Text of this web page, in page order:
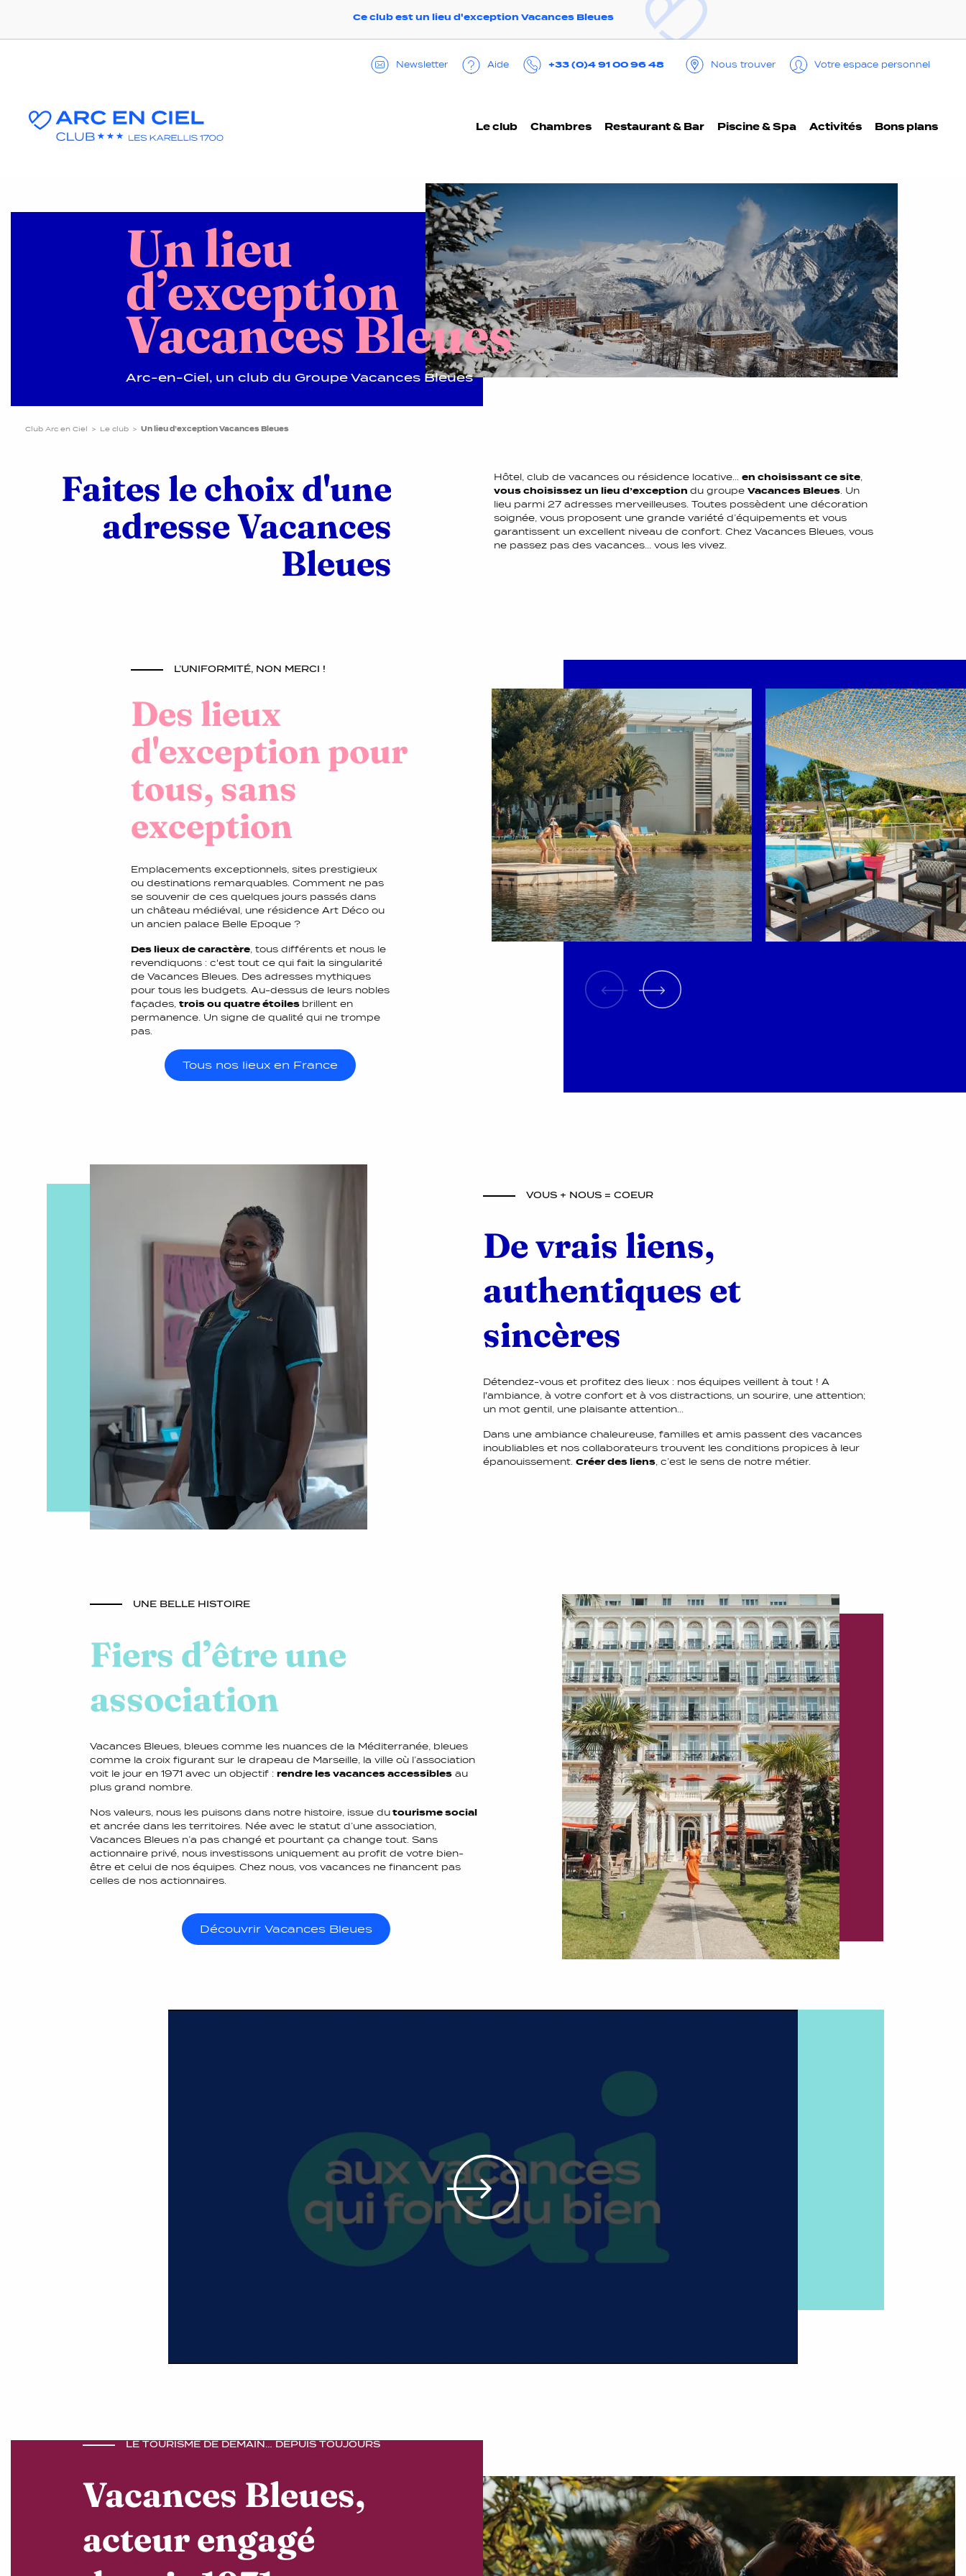
Ce club est un lieu d'exception Vacances Bleues
Le club Chambres Restaurant & Bar Piscine & Spa Activités Bons plans
Newsletter Aide +33 (0)4 91 00 96 48 Nous trouver Votre espace personnel
Un lieu
d’exception
Vacances Bleues
Arc-en-Ciel, un club du Groupe Vacances Bleues
Club Arc en Ciel Le club Un lieu d’exception Vacances Bleues
Faites le choix d'une
adresse Vacances
Bleues
Hôtel, club de vacances ou résidence locative… en choisissant ce site,
vous choisissez un lieu d’exception du groupe Vacances Bleues. Un
lieu parmi 27 adresses merveilleuses. Toutes possèdent une décoration
soignée, vous proposent une grande variété d’équipements et vous
garantissent un excellent niveau de confort. Chez Vacances Bleues, vous
ne passez pas des vacances... vous les vivez.
L’UNIFORMITÉ, NON MERCI !
Des lieux
d'exception pour
tous, sans
exception
Emplacements exceptionnels, sites prestigieux
ou destinations remarquables. Comment ne pas
se souvenir de ces quelques jours passés dans
un château médiéval, une résidence Art Déco ou
un ancien palace Belle Epoque ?
Des lieux de caractère, tous différents et nous le
revendiquons : c'est tout ce qui fait la singularité
de Vacances Bleues. Des adresses mythiques
pour tous les budgets. Au-dessus de leurs nobles
façades, trois ou quatre étoiles brillent en
permanence. Un signe de qualité qui ne trompe
pas.
Tous nos lieux en France
VOUS + NOUS = COEUR
De vrais liens,
authentiques et
sincères
Détendez-vous et profitez des lieux : nos équipes veillent à tout ! A
l'ambiance, à votre confort et à vos distractions, un sourire, une attention;
un mot gentil, une plaisante attention...
Dans une ambiance chaleureuse, familles et amis passent des vacances
inoubliables et nos collaborateurs trouvent les conditions propices à leur
épanouissement. Créer des liens, c’est le sens de notre métier.
UNE BELLE HISTOIRE
Fiers d’être une
association
Vacances Bleues, bleues comme les nuances de la Méditerranée, bleues
comme la croix figurant sur le drapeau de Marseille, la ville où l’association
voit le jour en 1971 avec un objectif : rendre les vacances accessiblesau
plus grand nombre.
Nos valeurs, nous les puisons dans notre histoire, issue dutourisme social
et ancrée dans les territoires. Née avec le statut d’une association,
Vacances Bleues n’a pas changé et pourtant ça change tout. Sans
actionnaire privé, nous investissons uniquement au profit de votre bien-
être et celui de nos équipes. Chez nous, vos vacances ne financent pas
celles de nos actionnaires.
Découvrir Vacances Bleues
LE TOURISME DE DEMAIN… DEPUIS TOUJOURS
Vacances Bleues,
acteur engagé